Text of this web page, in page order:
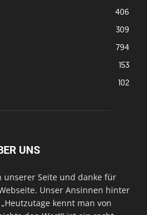
406
309
794
153
102
UNS
unserer Seite und danke für
Unser Ansinnen hinter
kennt man von